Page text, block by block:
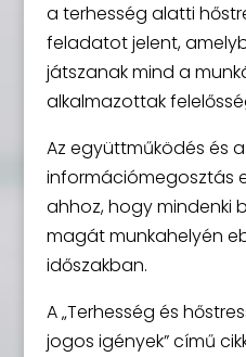
a terhesség alatti
feladatot jelent,
játszanak mind a
alkalmazottak
Az együttműködés és
információmegosztás
ahhoz, hogy mindenki
magát munkahelyén
időszakban.
A „Terhesség és
jogos igények” című